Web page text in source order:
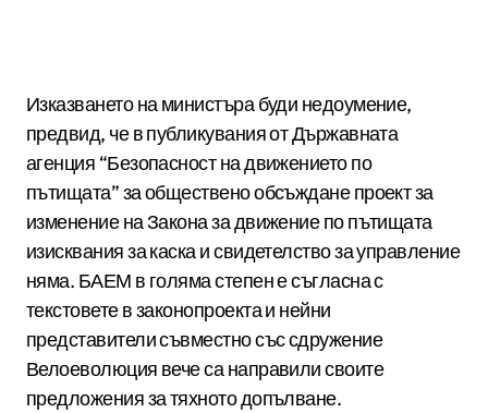
Изказването на министъра буди недоумение,
предвид, че в публикувания от Държавната
агенция “Безопасност на движението по
пътищата” за обществено обсъждане проект за
изменение на Закона за движение по пътищата
изисквания за каска и свидетелство за управление
няма. БАЕМ в голяма степен е съгласна с
текстовете в законопроекта и нейни
представители съвместно със сдружение
Велоеволюция вече са направили своите
предложения за тяхното допълване.